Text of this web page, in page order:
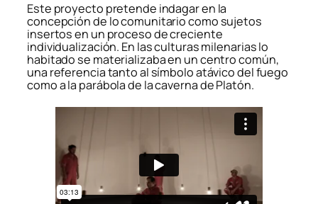
Este proyecto pretende indagar en la
concepción de lo comunitario como sujetos
insertos en un proceso de creciente
individualización. En las culturas milenarias lo
habitado se materializaba en un centro común,
una referencia tanto al símbolo atávico del fuego
como a la parábola de la caverna de Platón.